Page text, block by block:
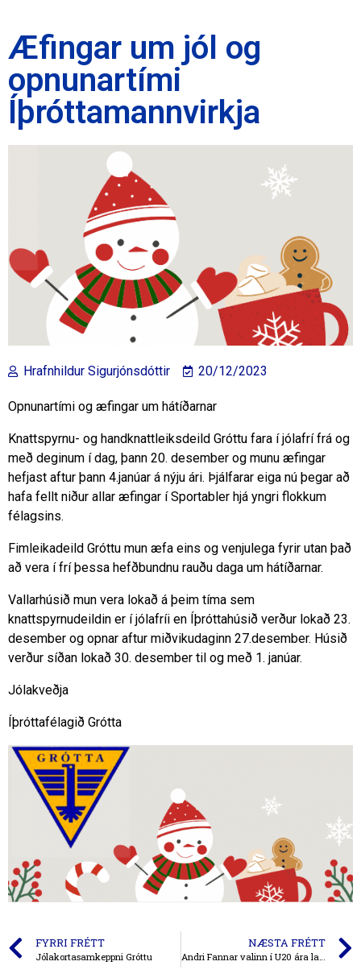
Æfingar um jól og
opnunartími
Íþróttamannvirkja
Hrafnhildur Sigurjónsdóttir 20/12/2023
Opnunartími og æfingar um hátíðarnar
Knattspyrnu- og handknattleiksdeild Gróttu fara í jólafrí frá og
með deginum í dag, þann 20. desember og munu æfingar
hefjast aftur þann 4.janúar á nýju ári. Þjálfarar eiga nú þegar að
hafa fellt niður allar æfingar í Sportabler hjá yngri flokkum
félagsins.
Fimleikadeild Gróttu mun æfa eins og venjulega fyrir utan það
að vera í frí þessa hefðbundnu rauðu daga um hátíðarnar.
Vallarhúsið mun vera lokað á þeim tíma sem
knattspyrnudeildin er í jólafríi en Íþróttahúsið verður lokað 23.
desember og opnar aftur miðvikudaginn 27.desember. Húsið
verður síðan lokað 30. desember til og með 1. janúar.
Jólakveðja
Íþróttafélagið Grótta
FYRRI FRÉTT
Jólakortasamkeppni Gróttu
NÆSTA FRÉTT
Andri Fannar valinn í U20 ára landsliðið